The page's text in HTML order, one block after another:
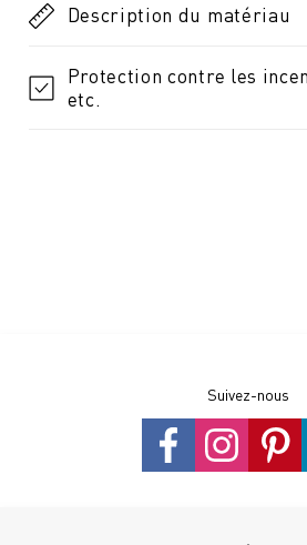
Description du matériau
Protection contre les
etc.
Suivez-nous